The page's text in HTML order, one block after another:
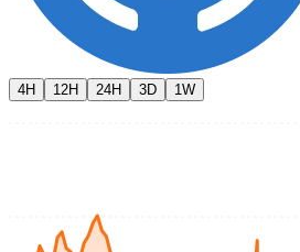
4H 12H 24H 3D 1W